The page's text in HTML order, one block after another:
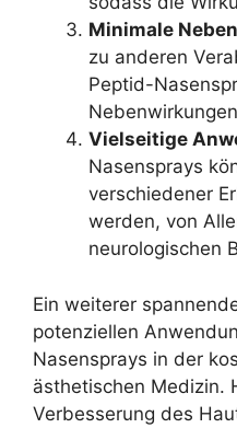
Minimale
zu anderen
Peptid-
Vielseitige
Nasensprays
verschiedener
werden, von
neurologischen
Ein weiterer
potenziellen
Nasensprays in der
ästhetischen Medizin.
Verbesserung des